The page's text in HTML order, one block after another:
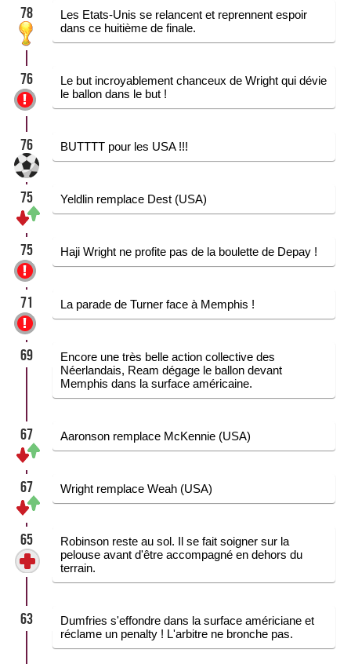
78
Les Etats-Unis se relancent et reprennent espoir
dans ce huitième de finale.
76
Le but incroyablement chanceux de Wright qui dévie
le ballon dans le but !
76 BUTTTT pour les USA !!!
75 Yeldlin remplace Dest (USA)
75 Haji Wright ne profite pas de la boulette de Depay !
71 La parade de Turner face à Memphis !
69
Encore une très belle action collective des
Néerlandais, Ream dégage le ballon devant
Memphis dans la surface américaine.
67 Aaronson remplace McKennie (USA)
67 Wright remplace Weah (USA)
65
Robinson reste au sol. Il se fait soigner sur la
pelouse avant d'être accompagné en dehors du
terrain.
63
Dumfries s'effondre dans la surface américiane et
réclame un penalty ! L'arbitre ne bronche pas.